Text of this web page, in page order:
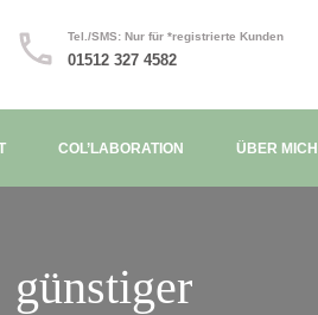
Tel./SMS: Nur für *registrierte Kunden
01512 327 4582
COL’LABORATION ÜBER MICH
günstiger